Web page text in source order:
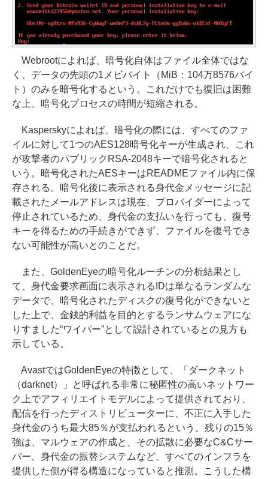
Webrootによれば、暗号化自体はファイル全体ではな
く、データの先頭の1メビバイト（MiB：104万8576バイ
ト）のみを暗号化するという。これだけでも復旧は困難
な上、暗号化プロセスの時間が短縮される。
Kasperskyによれば、暗号化の際には、すべてのファ
イルに対して1つのAES128暗号化キーが生成され、これ
が攻撃者のパブリックRSA-2048キーで暗号化されると
いう。暗号化されたAESキーはREADMEファイル内に保
存される。暗号化後に表示される身代金メッセージに記
載されたメールアドレスは現在、プロバイダーによって
停止されているため、身代金の支払いを行っても、復号
キーを得るための手続きができず、ファイルを復号でき
ない可能性が高いとのことだ。
また、GoldenEyeの暗号化ルーチンの分析結果とし
て、身代金要求画面に表示されるIDは単なるランダムな
データで、暗号化されたディスクの復号化ができないと
した上で、金銭的利益を目的とするランサムウェアにな
りすました“ワイパー”として設計されているとの見方も
示している。
AvastではGoldenEyeの特徴として、「ダークネット
（darknet）」と呼ばれる非常に秘匿性の高いネットワー
ク上でアフィリエイトモデルによって提供されており、
配信を行ったディストリビューターに、不正に入手した
身代金のうち最大85％が支払われるという。残りの15％
強は、マルウェアの作成と、その拡散に必要なC&Cサー
バー、身代金の振替システムなど、すべてのインフラを
提供した側が得る構造になっていると推測。こうした構